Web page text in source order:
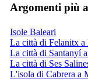
Argomenti più
Isole Baleari
La città di Felanitx a
La città di Santanyí
La città di Ses
L'isola di Cabrera a